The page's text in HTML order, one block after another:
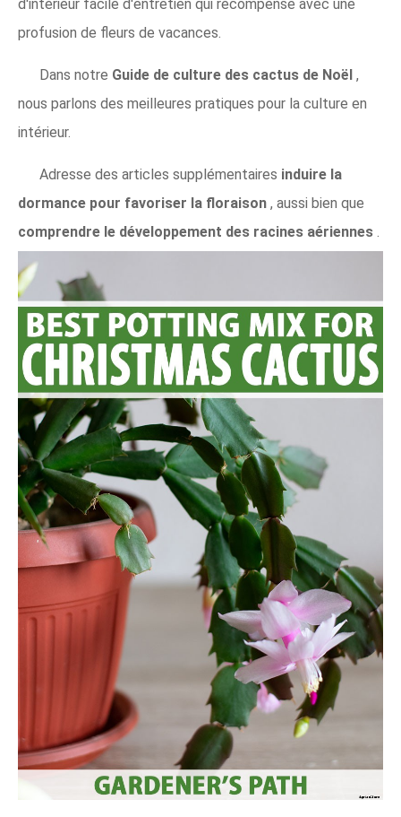
d'intérieur facile d'entretien qui récompense avec une
profusion de fleurs de vacances.
Dans notre Guide de culture des cactus de Noël ,
nous parlons des meilleures pratiques pour la culture en
intérieur.
Adresse des articles supplémentaires induire la
dormance pour favoriser la floraison , aussi bien que
comprendre le développement des racines aériennes